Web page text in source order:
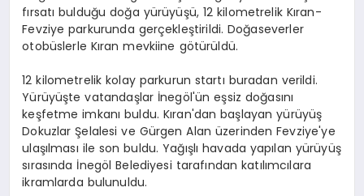
fırsatı bulduğu doğa yürüyüşü, 12 kilometrelik Kıran-
Fevziye parkurunda gerçekleştirildi. Doğaseverler
otobüslerle Kıran mevkiine götürüldü.
12 kilometrelik kolay parkurun startı buradan verildi.
Yürüyüşte vatandaşlar İnegöl'ün eşsiz doğasını
keşfetme imkanı buldu. Kıran'dan başlayan yürüyüş
Dokuzlar Şelalesi ve Gürgen Alan üzerinden Fevziye'ye
ulaşılması ile son buldu. Yağışlı havada yapılan yürüyüş
sırasında İnegöl Belediyesi tarafından katılımcılara
ikramlarda bulunuldu.